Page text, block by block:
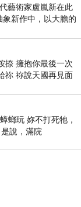
藝術家盧嵐新在此
新作中，以大膽的
印與流淌
捺 擁抱你最後一次
祢 祢說天國再見面
螂玩 妳不打死牠，
說，滿院